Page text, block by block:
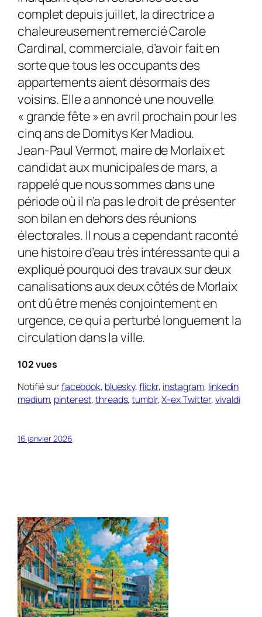
complet depuis juillet, la directrice a
chaleureusement remercié Carole
Cardinal, commerciale, d’avoir fait en
sorte que tous les occupants des
appartements aient désormais des
voisins. Elle a annoncé une nouvelle
« grande fête » en avril prochain pour les
cinq ans de Domitys Ker Madiou.
Jean-Paul Vermot, maire de Morlaix et
candidat aux municipales de mars, a
rappelé que nous sommes dans une
période où il n’a pas le droit de présenter
son bilan en dehors des réunions
électorales. Il nous a cependant raconté
une histoire d’eau très intéressante qui a
expliqué pourquoi des travaux sur deux
canalisations aux deux côtés de Morlaix
ont dû être menés conjointement en
urgence, ce qui a perturbé longuement la
circulation dans la ville.
102 vues
Notifié surfacebook, bluesky,flickr, instagram, linkedin
medium, pinterest,threads,tumblr,X-ex Twitter,vivaldi
16 janvier 2026